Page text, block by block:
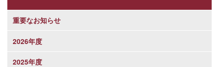
重要なお知らせ
2026年度
2025年度